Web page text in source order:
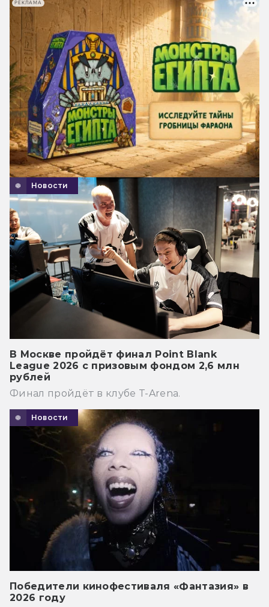
Новости
В Москве пройдёт финал Point Blank
League 2026 с призовым фондом 2,6 млн
рублей
Финал пройдёт в клубе T-Arena.
Новости
Победители кинофестиваля «Фантазия» в
2026 году
РЕКЛАМА